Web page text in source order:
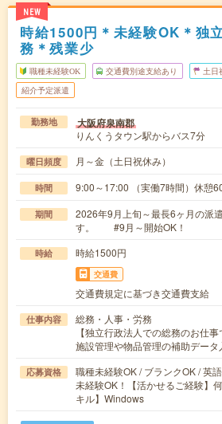
NEW
時給1500円＊未経験OK＊独
務＊残業少
職種未経験OK 交通費別途支給あり 土日
紹介予定派遣
勤務地 大阪府泉南郡
りんくうタウン駅からバス7分
曜日頻度 月～金（土日祝休み）
時間 9:00～17:00 （実働7時間）休憩
期間
2026年9月上旬～最長6ヶ月の派
す。 #9月～開始OK！
時給 時給1500円
交通費
交通費規定に基づき交通費支給
仕事内容
総務・人事・労務
【独立行政法人での総務のお仕
施設管理や物品管理の補助デー
応募資格
職種未経験OK / ブランクOK / 英
未経験OK！【活かせるご経験】
キル】Windows